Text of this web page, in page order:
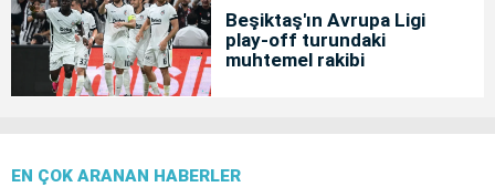
Beşiktaş'ın Avrupa Ligi
play-off turundaki
muhtemel rakibi
EN ÇOK ARANAN HABERLER